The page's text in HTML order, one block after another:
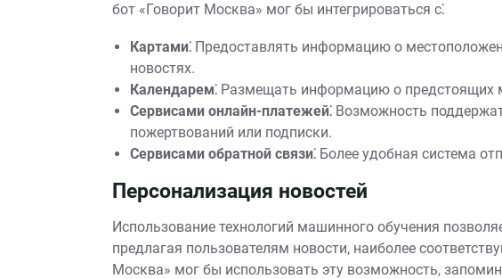
бот «Говорит Москва» мог бы интегрироваться с⁚
Картами⁚ Предоставлять информацию о
новостях.
Календарем⁚ Размещать информацию о предстоящих
Сервисами онлайн-платежей⁚ Возможность
пожертвований или подписки.
Сервисами обратной связи⁚ Более удобная система
Персонализация новостей
Использование технологий машинного обучения
предлагая пользователям новости, наиболее
Москва» мог бы использовать эту возможность,